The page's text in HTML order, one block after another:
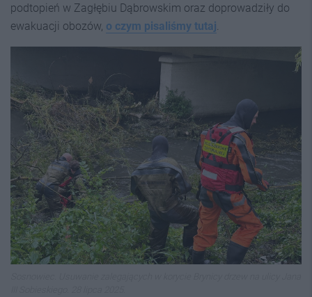
podtopień w Zagłębiu Dąbrowskim oraz doprowadziły do
ewakuacji obozów, o czym pisaliśmy tutaj